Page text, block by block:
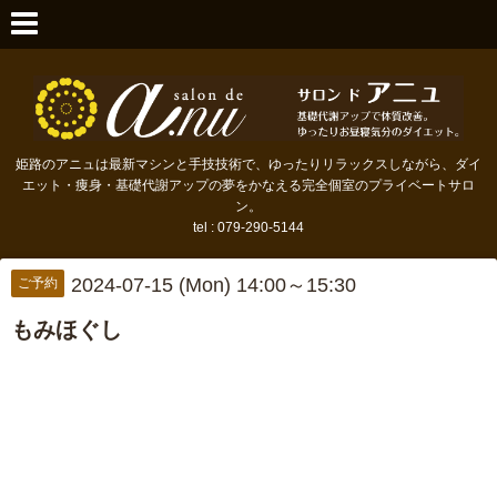
姫路のアニュは最新マシンと手技技術で、ゆったりリラックスしながら、ダイ
エット・痩身・基礎代謝アップの夢をかなえる完全個室のプライベートサロ
ン。
tel : 079-290-5144
ご予約 2024-07-15 (Mon) 14:00～15:30
もみほぐし